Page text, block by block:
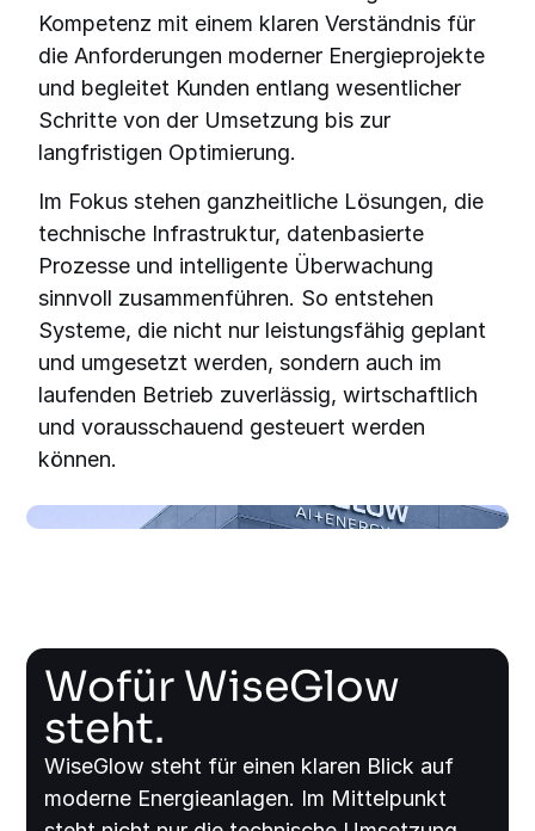
Kompetenz mit einem klaren Verständnis für
die Anforderungen moderner Energieprojekte
und begleitet Kunden entlang wesentlicher
Schritte von der Umsetzung bis zur
langfristigen Optimierung.
Im Fokus stehen ganzheitliche Lösungen, die
technische Infrastruktur, datenbasierte
Prozesse und intelligente Überwachung
sinnvoll zusammenführen. So entstehen
Systeme, die nicht nur leistungsfähig geplant
und umgesetzt werden, sondern auch im
laufenden Betrieb zuverlässig, wirtschaftlich
und vorausschauend gesteuert werden
können.
Wofür WiseGlow
steht.
WiseGlow steht für einen klaren Blick auf
moderne Energieanlagen. Im Mittelpunkt